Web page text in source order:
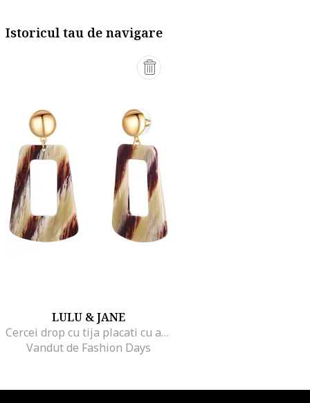
Istoricul tau de navigare
LULU & JANE
Cercei drop cu tija placati cu aur de 14K, Auriu
Vandut de Fashion Days